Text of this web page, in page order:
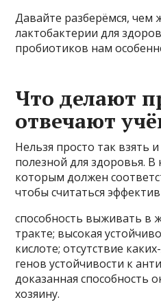
Давайте разберёмся, чем
лактобактерии для
пробиотиков нам
Что делают
отвечают
Нельзя просто так взять
полезной для здоровья. В
которым должен
чтобы считаться
способность выживать в
тракте; высокая
кислоте; отсутствие
генов устойчивости к
доказанная способность
хозяину.